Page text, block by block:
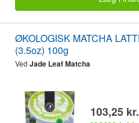
ØKOLOGISK MATCHA
(3.5oz) 100g
Ved Jade Leaf Matcha
103,25 kr.